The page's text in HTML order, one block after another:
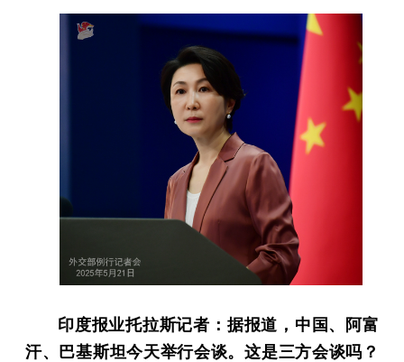
印度报业托拉斯记者：据报道，中国、阿富
汗、巴基斯坦今天举行会谈。这是三方会谈吗？